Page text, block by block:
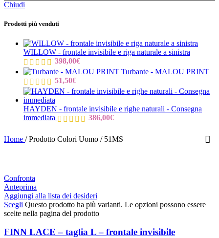
Chiudi
Prodotti più venduti
WILLOW - frontale invisibile e riga naturale a sinistra
398,00€
Turbante - MALOU PRINT
51,50€
HAYDEN - frontale invisibile e righe naturali - Consegna
immediata
386,00€
Home / Prodotto Colori Uomo / 51MS
Confronta
Anteprima
Aggiungi alla lista dei desideri
Scegli Questo prodotto ha più varianti. Le opzioni possono essere
scelte nella pagina del prodotto
FINN LACE – taglia L – frontale invisibile